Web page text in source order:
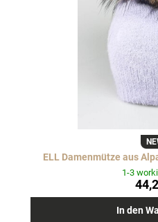
ELL Damenmütze aus
1-3
In den